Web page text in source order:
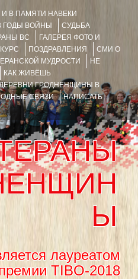
И В ПАМЯТИ НАВЕКИ
ГОДЫ ВОЙНЫ
СУДЬБА
ВС
ГАЛЕРЕЯ ФОТО И
ПОЗДРАВЛЕНИЯ
СМИ О
МУДРОСТИ
НЕ
КАК ЖИВЁШЬ
ГРОДНЕНЩИНЫ В
СВЯЗИ
НАПИСАТЬ
Ы
лауреатом
TIBO-2018